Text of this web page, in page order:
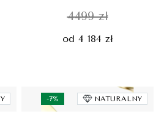
4499 zł
od 4 184 zł
-7% NATURALNY